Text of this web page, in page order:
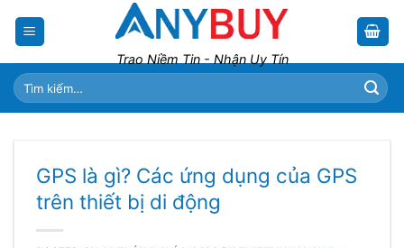
Trao Niềm Tin - Nhận Uy Tín
Tìm
kiếm:
GPS là gì? Các ứng dụng của GPS
trên thiết bị di động